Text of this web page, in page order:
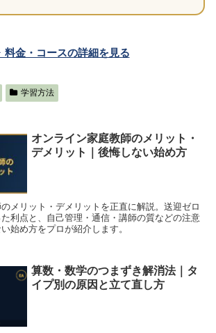
料金・コースの詳細を見る
学習方法
オンライン家庭教師のメリット・
デメリット｜後悔しない始め方
メリット・デメリットを正直に解説。送迎ゼロ
利点と、自己管理・通信・講師の質などの注意
始め方をプロが紹介します。
算数・数学のつまずき解消法｜タ
イプ別の原因と立て直し方